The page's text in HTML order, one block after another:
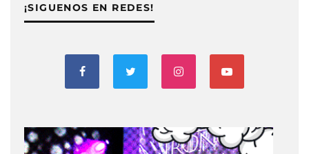
¡SIGUENOS EN REDES!